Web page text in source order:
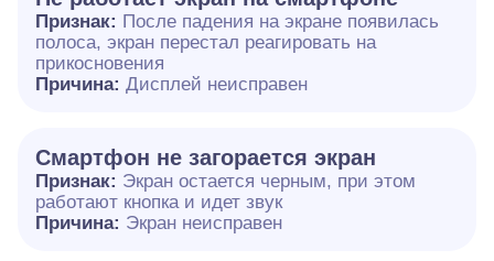
Признак: После падения на экране появилась
полоса, экран перестал реагировать на
прикосновения
Причина: Дисплей неисправен
Смартфон не загорается экран
Признак: Экран остается черным, при этом
работают кнопка и идет звук
Причина: Экран неисправен